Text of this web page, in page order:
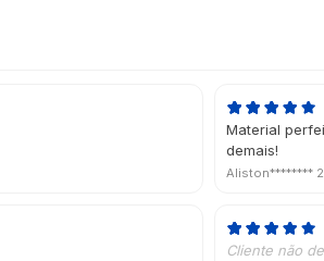
Material
demais!
Aliston********
Cliente não